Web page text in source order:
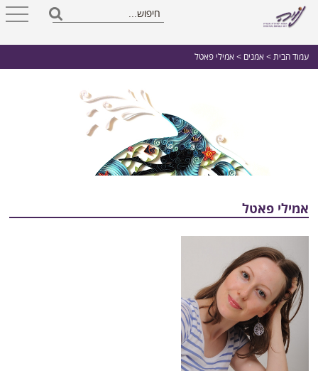
עמוד הבית > אמנים > אמילי פאטל
אמילי פאטל